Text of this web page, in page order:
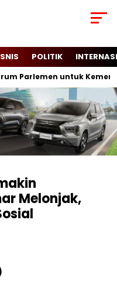
POLITIK
untuk
Melonjak,